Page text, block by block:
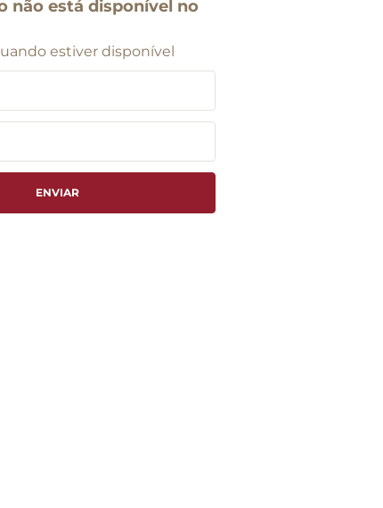
não está disponível no
estiver disponível
ENVIAR